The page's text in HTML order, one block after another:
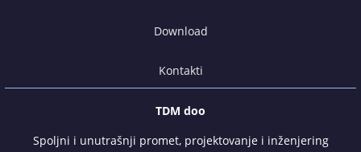
Download
Kontakti
TDM doo
Spoljni i unutrašnji promet, projektovanje i inženjering